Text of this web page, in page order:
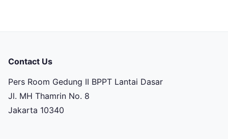
Contact Us
Pers Room Gedung II BPPT Lantai Dasar
Jl. MH Thamrin No. 8
Jakarta 10340